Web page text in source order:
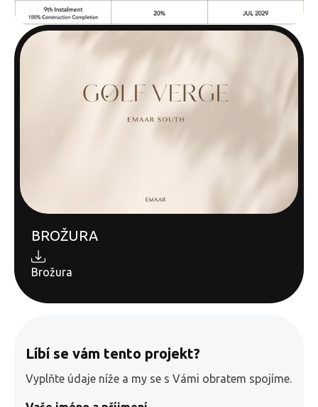
BROŽURA
Brožura
Líbí se vám tento projekt?
Vyplňte údaje níže a my se s Vámi obratem spojíme.